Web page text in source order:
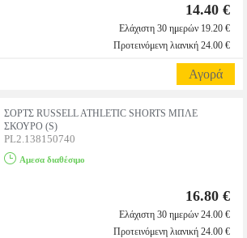
14.40 €
Ελάχιστη 30 ημερών 19.20 €
Προτεινόμενη λιανική 24.00 €
Αγορά
ΣΟΡΤΣ RUSSELL ATHLETIC SHORTS ΜΠΛΕ
ΣΚΟΥΡΟ (S)
PL2.138150740
Αμεσα διαθέσιμο
16.80 €
Ελάχιστη 30 ημερών 24.00 €
Προτεινόμενη λιανική 24.00 €